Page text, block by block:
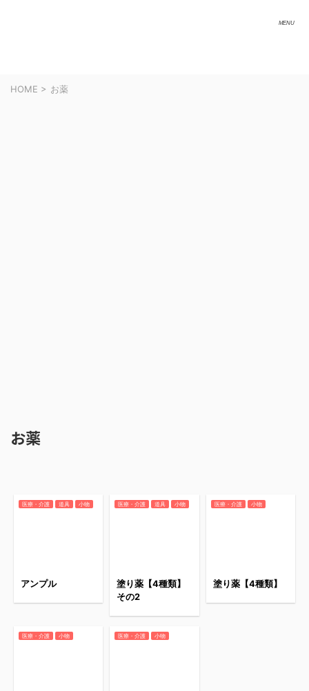
HOME > お薬
お薬
医療・介護 道具 小物
アンプル
医療・介護 道具 小物
塗り薬【4種類】
その2
医療・介護 小物
塗り薬【4種類】
医療・介護 小物 医療・介護 小物